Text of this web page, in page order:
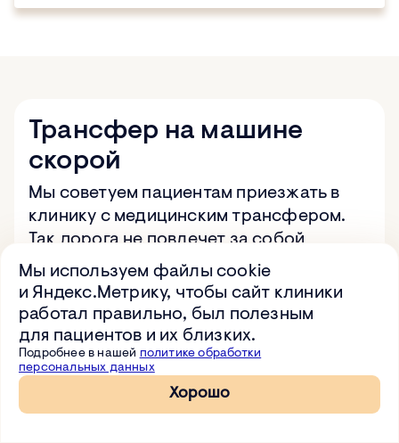
Трансфер на машине
скорой
Мы советуем пациентам приезжать в
клинику с медицинским трансфером.
Так дорога не повлечет за собой
осложнений. Мы можем организовать
трансфер из Москвы: от вокзала,
аэропорта или из дома до нашей
клиники.
Спросить про трансфер
Мы используем файлы cookie
и Яндекс.Метрику, чтобы сайт клиники
работал правильно, был полезным
для пациентов и их близких.
Подробнее в нашей политике обработки
персональных данных
Хорошо